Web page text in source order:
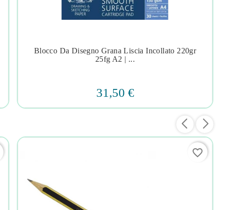
 
Blocco Da Disegno Grana Liscia Incollato 220gr
25fg A2 | ...
31,50 €
favorite_border